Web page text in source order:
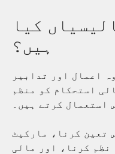
کیا
ہیں؟
اعمال اور تدابیر
استحکام کو منظم
استعمال کرتے ہیں۔
تعین کرنا، مارکیٹ
نظم کرنا، اور مالی